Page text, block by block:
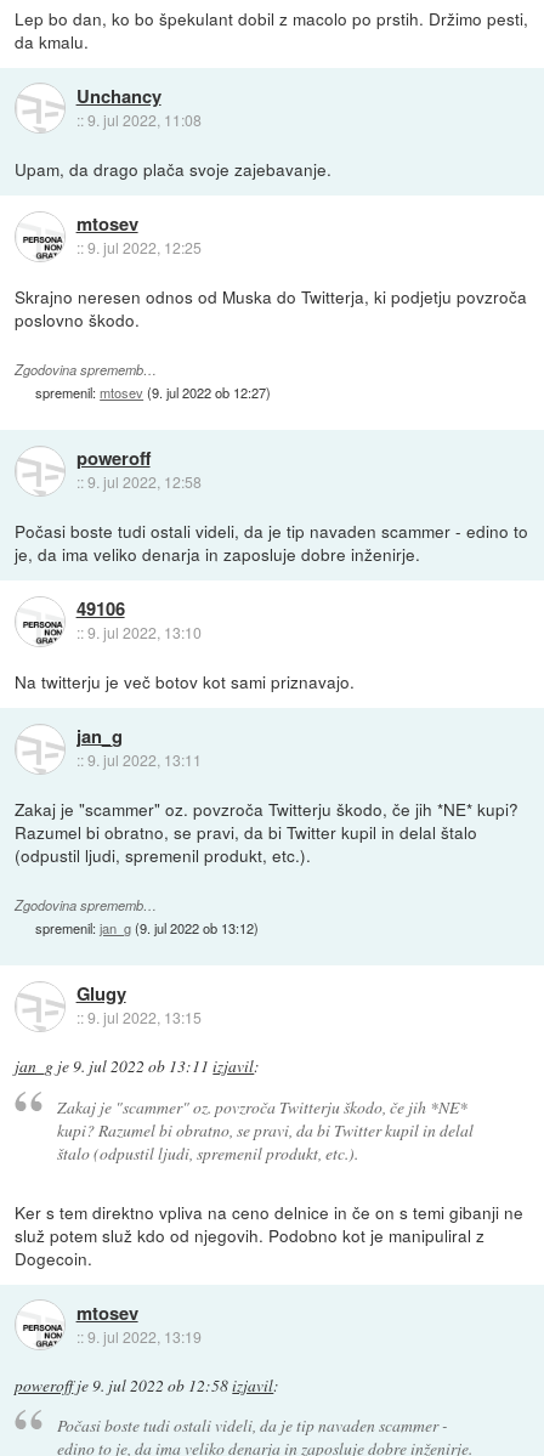
Lep bo dan, ko bo špekulant dobil z macolo po prstih. Držimo pesti,
da kmalu.
Unchancy
::9. jul 2022, 11:08
Upam, da drago plača svoje zajebavanje.
mtosev
::9. jul 2022, 12:25
Skrajno neresen odnos od Muska do Twitterja, ki podjetju povzroča
poslovno škodo.
Zgodovina sprememb…
spremenil:mtosev(9. jul 2022 ob 12:27)
poweroff
::9. jul 2022, 12:58
Počasi boste tudi ostali videli, da je tip navaden scammer - edino to
je, da ima veliko denarja in zaposluje dobre inženirje.
49106
::9. jul 2022, 13:10
Na twitterju je več botov kot sami priznavajo.
jan_g
::9. jul 2022, 13:11
Zakaj je "scammer" oz. povzroča Twitterju škodo, če jih *NE* kupi?
Razumel bi obratno, se pravi, da bi Twitter kupil in delal štalo
(odpustil ljudi, spremenil produkt, etc.).
Zgodovina sprememb…
spremenil:jan_g(9. jul 2022 ob 13:12)
Glugy
::9. jul 2022, 13:15
jan_g je9. jul 2022 ob 13:11 izjavil:
Zakaj je "scammer" oz. povzroča Twitterju škodo, če jih *NE*
kupi? Razumel bi obratno, se pravi, da bi Twitter kupil in delal
štalo (odpustil ljudi, spremenil produkt, etc.).
Ker s tem direktno vpliva na ceno delnice in če on s temi gibanji ne
služ potem služ kdo od njegovih. Podobno kot je manipuliral z
Dogecoin.
mtosev
::9. jul 2022, 13:19
poweroffje9. jul 2022 ob 12:58izjavil:
Počasi boste tudi ostali videli, da je tip navaden scammer -
edino to je, da ima veliko denarja in zaposluje dobre inženirje.